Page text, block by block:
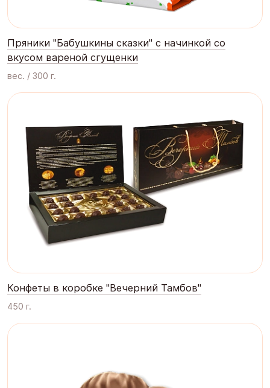
Пряники "Бабушкины сказки" с начинкой со
вкусом вареной сгущенки
вес. / 300 г.
Конфеты в коробке "Вечерний Тамбов"
450 г.